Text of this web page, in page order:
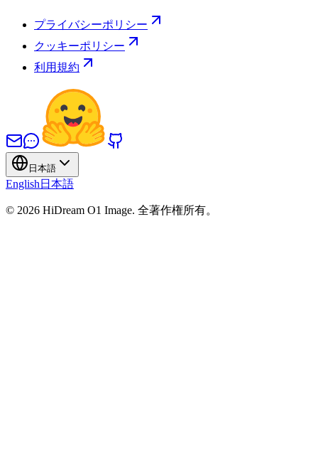
プライバシーポリシー
クッキーポリシー
利用規約
日本語
English 日本語
© 2026 HiDream O1 Image. 全著作権所有。